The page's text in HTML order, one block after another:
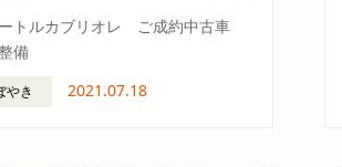
トルカブリオレ ご成約中古車
備
やき 2021.07.18